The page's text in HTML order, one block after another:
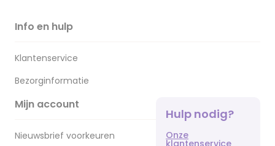
Info en hulp
Klantenservice
Bezorginformatie
Mijn account
Nieuwsbrief voorkeuren
Hulp nodig?
Onze
klantenservice